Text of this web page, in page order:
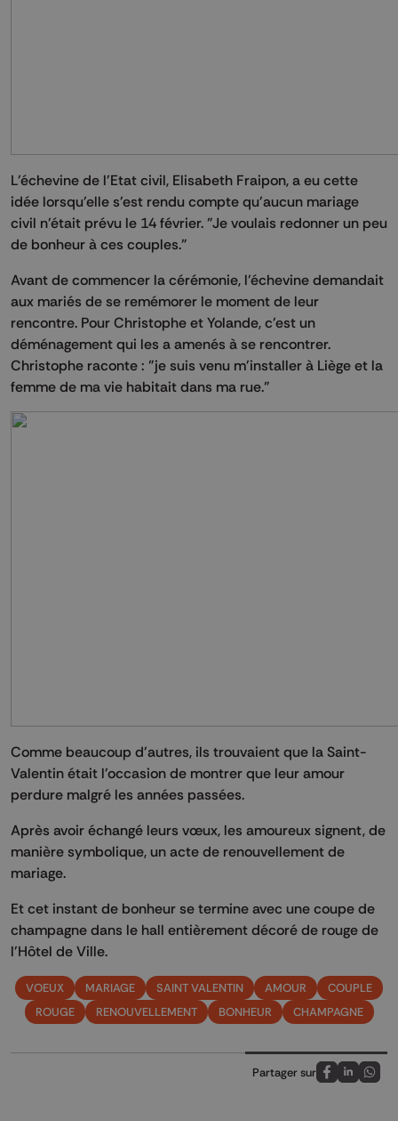
L'échevine de l'Etat civil, Elisabeth Fraipon, a eu cette
idée lorsqu'elle s'est rendu compte qu'aucun mariage
civil n'était prévu le 14 février. "Je voulais redonner un peu
de bonheur à ces couples."
Avant de commencer la cérémonie, l'échevine demandait
aux mariés de se remémorer le moment de leur
rencontre. Pour Christophe et Yolande, c'est un
déménagement qui les a amenés à se rencontrer.
Christophe raconte : "je suis venu m'installer à Liège et la
femme de ma vie habitait dans ma rue."
Comme beaucoup d'autres, ils trouvaient que la Saint-
Valentin était l'occasion de montrer que leur amour
perdure malgré les années passées.
Après avoir échangé leurs vœux, les amoureux signent, de
manière symbolique, un acte de renouvellement de
mariage.
Et cet instant de bonheur se termine avec une coupe de
champagne dans le hall entièrement décoré de rouge de
l'Hôtel de Ville.
VOEUX MARIAGE SAINT VALENTIN AMOUR
COUPLE
ROUGE
RENOUVELLEMENT BONHEUR CHAMPAGNE
Partager sur
Partagez sur
Partagez